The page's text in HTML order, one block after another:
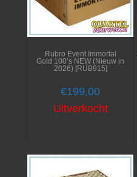
Rubro Event Immortal
Gold 100’s NEW (Nieuw in
2026) [RUB915]
€199,00
Uitverkocht